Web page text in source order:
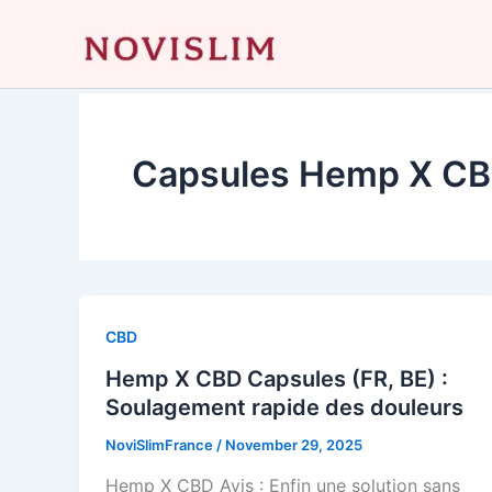
Capsules Hemp X
CBD
Hemp X CBD Capsules (FR, BE) :
Soulagement rapide des douleurs
NoviSlimFrance / November 29, 2025
Hemp X CBD Avis : Enfin une solution sans